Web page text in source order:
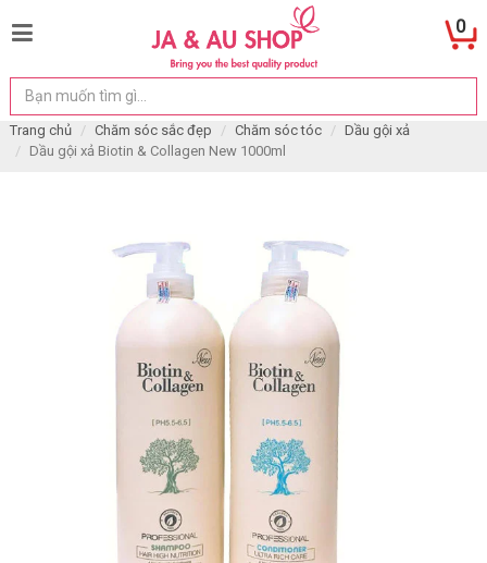
0
Trang chủ Chăm sóc sắc đẹp Chăm sóc tóc
Dầu gội xả
Dầu gội xả Biotin & Collagen New 1000ml